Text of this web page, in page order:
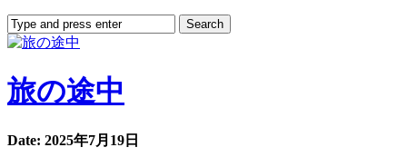
旅の途中
Date: 2025年7月19日